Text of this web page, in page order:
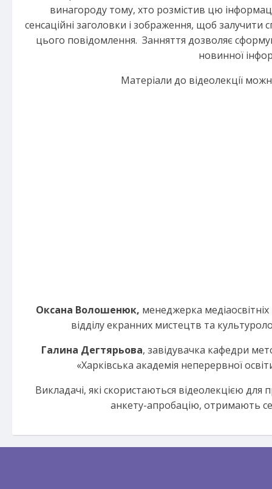
винагороду тому, хто розмістив цю
сенсаційні заголовки і зображення, щоб
цього повідомлення. Занняття дозволяє
новинної
Матеріали до відеолекції
Оксана Волошенюк, менеджерка медіаосвітніх
відділу екранних мистецтв та
Галина Дегтярьова, завідувачка кафедри
«Харківська академія неперервної
Викладачі, які скористаються відеолекцією
анкету-апробацію, отримають